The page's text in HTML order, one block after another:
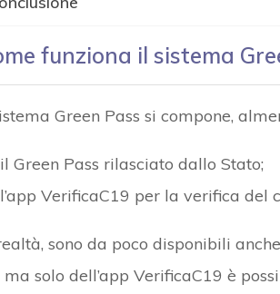
funziona il sistema
Green Pass si compone,
il Green Pass rilasciato dallo Stato;
l’app VerificaC19 per la verifica del
sono da poco disponibili
ma solo dell’app VerificaC19 è